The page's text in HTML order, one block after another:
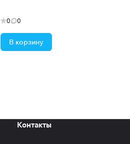
0 0
В корзину
Контакты